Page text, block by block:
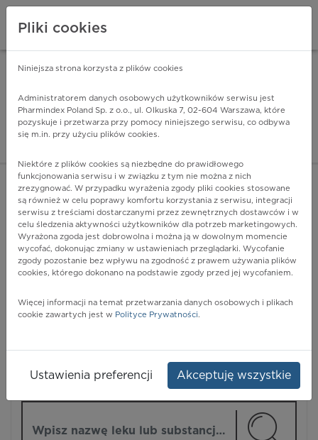
Pharmindex - lider
ZALOGUJ SIĘ
POKAŻ FILTRY
Pharmindex
Pliki cookies
Niniejsza strona korzysta z plików cookies
Administratorem danych osobowych użytkowników serwisu jest
Pharmindex Poland Sp. z o.o., ul. Olkuska 7, 02-604 Warszawa, które
pozyskuje i przetwarza przy pomocy niniejszego serwisu, co odbywa
się m.in. przy użyciu plików cookies.
Niektóre z plików cookies są niezbędne do prawidłowego
funkcjonowania serwisu i w związku z tym nie można z nich
zrezygnować. W przypadku wyrażenia zgody pliki cookies stosowane
są również w celu poprawy komfortu korzystania z serwisu, integracji
serwisu z treściami dostarczanymi przez zewnętrznych dostawców i w
celu śledzenia aktywności użytkowników dla potrzeb marketingowych.
Wyrażona zgoda jest dobrowolna i można ją w dowolnym momencie
wycofać, dokonując zmiany w ustawieniach przeglądarki. Wycofanie
zgody pozostanie bez wpływu na zgodność z prawem używania plików
cookies, którego dokonano na podstawie zgody przed jej wycofaniem.
Więcej informacji na temat przetwarzania danych osobowych i plikach
cookie zawartych jest w Polityce Prywatności.
Ustawienia preferencji Akceptuję wszystkie
ZA DARMO - w Google Play INSTALUJ